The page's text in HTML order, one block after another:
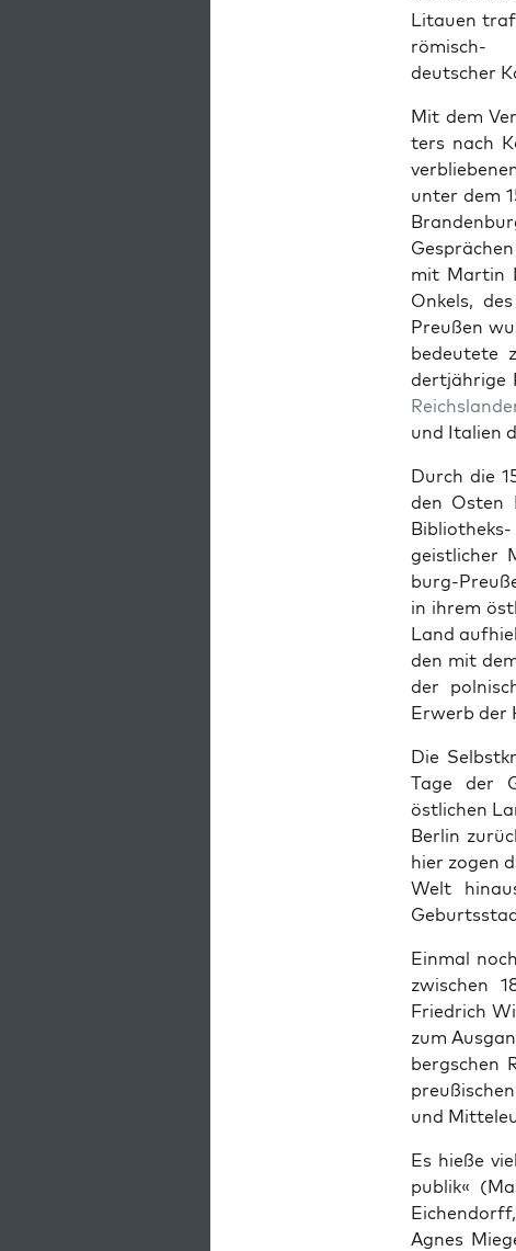
Litauen
römisch-
deutsch­er
Mit dem
ters nach
unter dem
Gesprächen
mit Mar­tin
Onkels,
Preußen
bedeutete
dertjährige
und Ital­ien
Durch die
den Osten
geistlich­er
burg-
in ihrem
Land
den mit
der
Erwerb der
Die
Tage der
östlichen
Berlin
hier zogen
Welt
Ein­mal
zwis­chen
Friedrich
zum
bergschen
und
Es hieße
pub­lik«
Agnes